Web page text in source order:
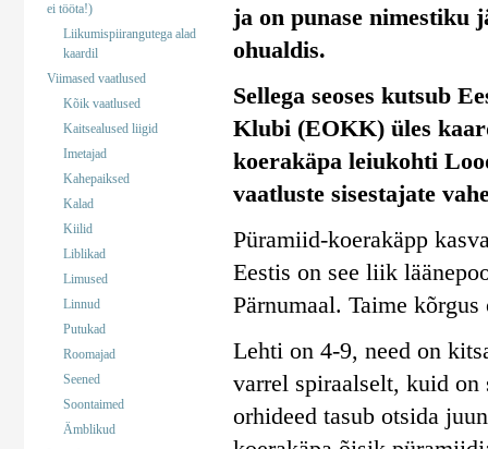
ei tööta!)
Liikumispiirangutega alad
kaardil
Viimased vaatlused
Kõik vaatlused
Kaitsealused liigid
Imetajad
Kahepaiksed
Kalad
Kiilid
Liblikad
Limused
Linnud
Putukad
Roomajad
Seened
Soontaimed
Ämblikud
ja on punase nimestiku
ohualdis.
Sellega seoses kutsub
Klubi (EOKK) üles
koerakäpa leiukohti
vaatluste sisestajate
Püramiid-koerakäpp
Eestis on see liik
Pärnumaal. Taime
Lehti on 4-9, need on
varrel spiraalselt, kuid on
orhideed tasub otsida